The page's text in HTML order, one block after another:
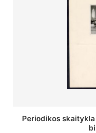
Stepono Batoro